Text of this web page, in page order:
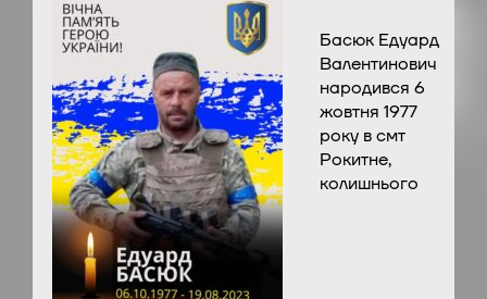
Басюк Едуард
Валентинович
народився 6
жовтня 1977
року в смт
Рокитне,
колишнього